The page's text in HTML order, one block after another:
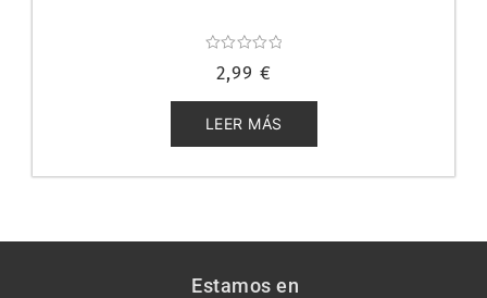
con
de
5
2,99 €
LEER MÁS
Estamos en